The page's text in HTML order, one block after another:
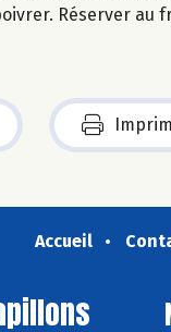
Réserver au
Accueil